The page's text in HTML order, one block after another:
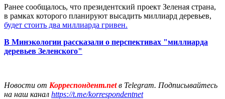
Ранее сообщалось, что президентский проект Зеленая страна,
в рамках которого планируют высадить миллиард деревьев,
будет стоить два миллиарда гривен.
В Минэкологии рассказали о перспективах "миллиарда
деревьев Зеленского"
Новости от Корреспондент.netв Telegram. Подписывайтесь
на наш канал https://t.me/korrespondentnet